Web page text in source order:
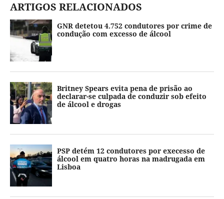
ARTIGOS RELACIONADOS
GNR detetou 4.752 condutores por crime de
condução com excesso de álcool
Britney Spears evita pena de prisão ao
declarar-se culpada de conduzir sob efeito
de álcool e drogas
PSP detém 12 condutores por execesso de
álcool em quatro horas na madrugada em
Lisboa